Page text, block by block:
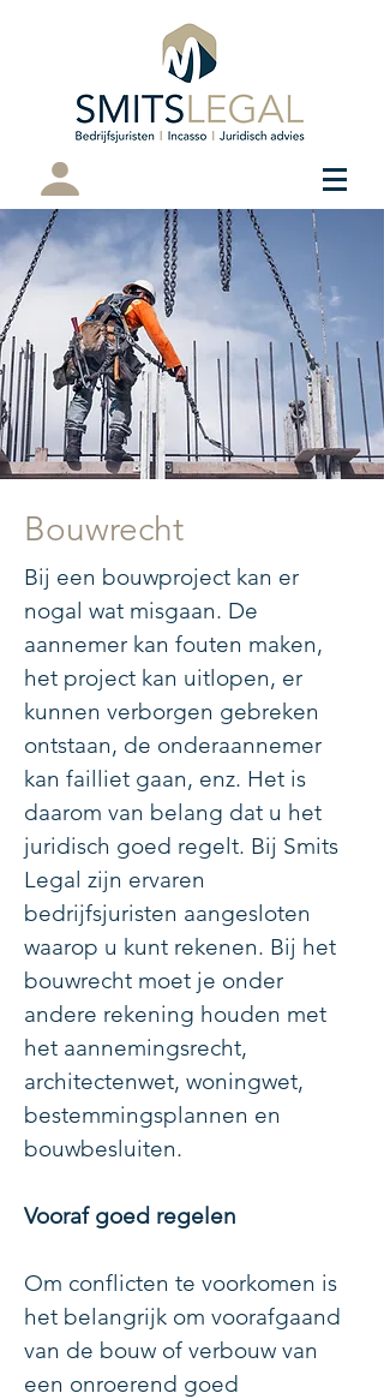
Cliëntenportaal
Bouwrecht
Bij een bouwproject kan er
nogal wat misgaan. De
aannemer kan fouten maken,
het project kan uitlopen, er
kunnen verborgen gebreken
ontstaan, de onderaannemer
kan failliet gaan, enz. Het is
daarom van belang dat u het
juridisch goed regelt. Bij Smits
Legal zijn ervaren
bedrijfsjuristen aangesloten
waarop u kunt rekenen. Bij het
bouwrecht moet je onder
andere rekening houden met
het aannemingsrecht,
architectenwet, woningwet,
bestemmingsplannen en
bouwbesluiten.
Vooraf goed regelen
Om conflicten te voorkomen is
het belangrijk om voorafgaand
van de bouw of verbouw van
een onroerend goed